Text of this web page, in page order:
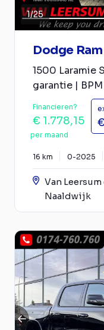
1/25
Dodge
1500 Laramie
garantie | BPM
Financieren?
€ 1.778,15
per maand
16 km 0-2025
Van Leersum
Naaldwijk